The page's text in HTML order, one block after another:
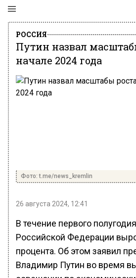
РОССИЯ
Путин назвал
начале 2024 года
Фото: t.me/news_kremlin
26 августа 2024, 12:41
В течение первого
Российской Федерации
процента. Об этом заявил
Владимир Путин во время